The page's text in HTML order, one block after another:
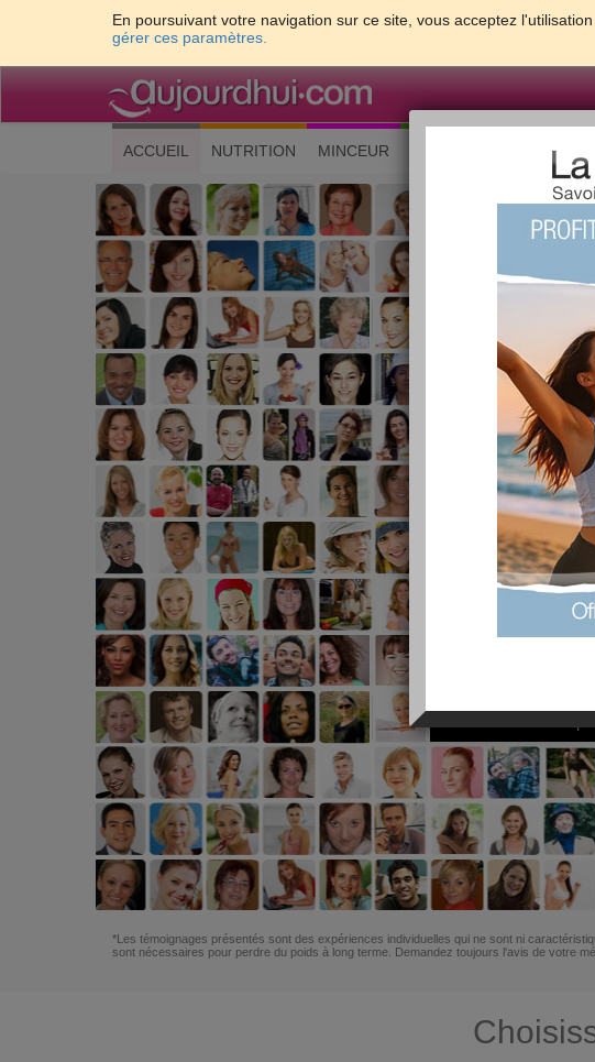
En poursuivant votre navigation sur ce site, vous acceptez
gérer ces paramètres.
ACCUEIL (current)
NUTRITION MINCEUR FORME &
Les
PLUS
EFFICACE
*Les témoignages présentés sont des expériences individuelles qui ne sont ni
sont nécessaires pour perdre du poids à long terme. Demandez toujours l'avis de votre